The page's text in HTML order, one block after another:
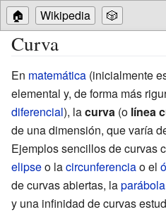
🏠 Wikipedia 🎲
Curva
En matemática (inicialmente
elemental y, de forma más
diferencial), lacurva (o línea
de una dimensión, que varía
Ejemplos sencillos de curvas
elipseo lacircunferenciao el
decurvas abiertas, laparábola
y una infinidad de curvas